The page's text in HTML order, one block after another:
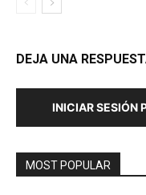
DEJA UNA
INICIAR SESIÓN
MOST POPULAR